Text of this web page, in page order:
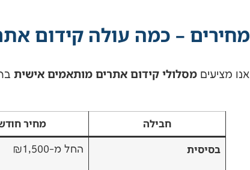
מחירים – כמה עולה קידום
אנו מציעים מסלולי קידום אתרים מותאמים אישית
חבילה מחיר
בסיסית
החל מ-₪1,500